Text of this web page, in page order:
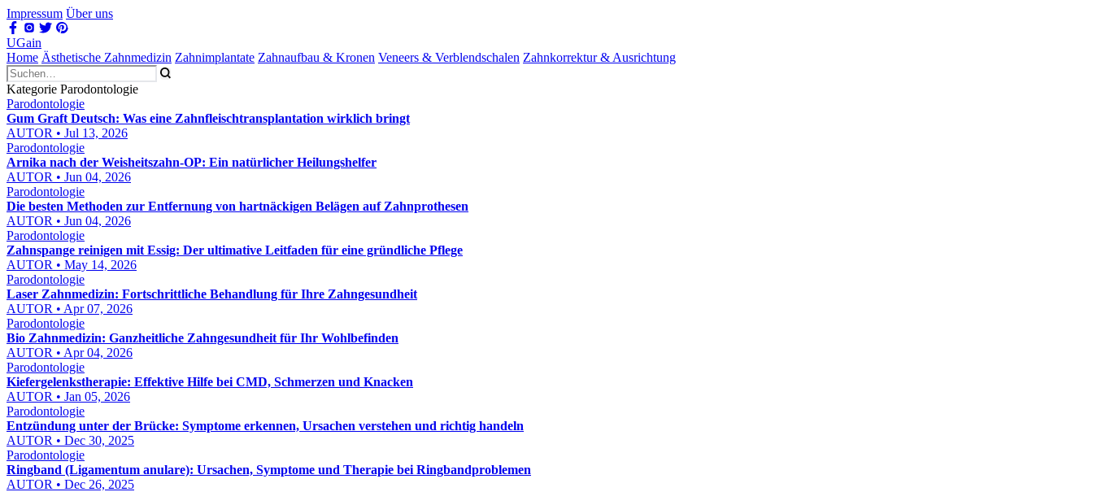
Impressum Über uns
UGain
Home Ästhetische Zahnmedizin Zahnimplantate Zahnaufbau & Kronen Veneers & Verblendschalen Zahnkorrektur & Ausrichtung
Kategorie Parodontologie
Parodontologie
Gum Graft Deutsch: Was eine Zahnfleischtransplantation wirklich bringt
AUTOR • Jul 13, 2026
Parodontologie
Arnika nach der Weisheitszahn-OP: Ein natürlicher Heilungshelfer
AUTOR • Jun 04, 2026
Parodontologie
Die besten Methoden zur Entfernung von hartnäckigen Belägen auf Zahnprothesen
AUTOR • Jun 04, 2026
Parodontologie
Zahnspange reinigen mit Essig: Der ultimative Leitfaden für eine gründliche Pflege
AUTOR • May 14, 2026
Parodontologie
Laser Zahnmedizin: Fortschrittliche Behandlung für Ihre Zahngesundheit
AUTOR • Apr 07, 2026
Parodontologie
Bio Zahnmedizin: Ganzheitliche Zahngesundheit für Ihr Wohlbefinden
AUTOR • Apr 04, 2026
Parodontologie
Kiefergelenkstherapie: Effektive Hilfe bei CMD, Schmerzen und Knacken
AUTOR • Jan 05, 2026
Parodontologie
Entzündung unter der Brücke: Symptome erkennen, Ursachen verstehen und richtig handeln
AUTOR • Dec 30, 2025
Parodontologie
Ringband (Ligamentum anulare): Ursachen, Symptome und Therapie bei Ringbandproblemen
AUTOR • Dec 26, 2025